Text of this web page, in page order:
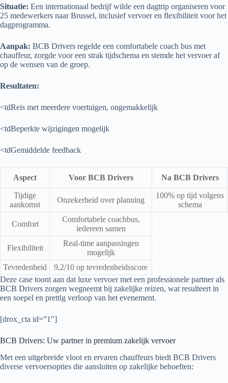
Situatie: Een internationaal bedrijf wilde een dagtrip organiseren voor
25 medewerkers naar Brussel, inclusief vervoer en flexibiliteit voor het
dagprogramma.
Aanpak: BCB Drivers regelde een comfortabele coach bus met
chauffeur, zorgde voor een strak tijdschema en stemde het vervoer af
op de wensen van de groep.
Resultaten:
<tdReis met meerdere voertuigen, ongemakkelijk
<tdBeperkte wijzigingen mogelijk
<tdGemiddelde feedback
Aspect Voor BCB Drivers Na BCB Drivers
Tijdige
aankomst
Onzekerheid over planning
100% op tijd volgens
schema
Comfort
Comfortabele coachbus,
iedereen samen
Flexibiliteit
Real-time aanpassingen
mogelijk
Tevredenheid
9,2/10 op tevredenheidsscore
Deze case toont aan dat luxe vervoer met een professionele partner als
BCB Drivers zorgen wegneemt bij zakelijke reizen, wat resulteert in
een soepel en prettig verloop van het evenement.
[drox_cta id=”1″]
BCB Drivers: Uw partner in premium zakelijk vervoer
Met een uitgebreide vloot en ervaren chauffeurs biedt BCB Drivers
diverse vervoersopties die aansluiten op zakelijke behoeften: